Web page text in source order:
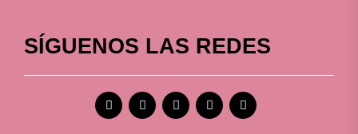
SÍGUENOS LAS REDES